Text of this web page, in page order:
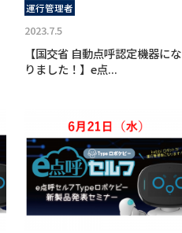
運行管理者
2023.7.5
【国交省 自動点呼認定機器にな
りました！】e点...